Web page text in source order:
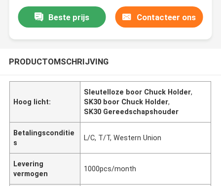
Beste prijs Contacteer ons
PRODUCTOMSCHRIJVING
Hoog licht:
Sleutelloze boor Chuck Holder,
SK30 boor Chuck Holder,
SK30 Gereedschapshouder
Betalingsconditie
s
L/C, T/T, Western Union
Levering
vermogen
1000pcs/month